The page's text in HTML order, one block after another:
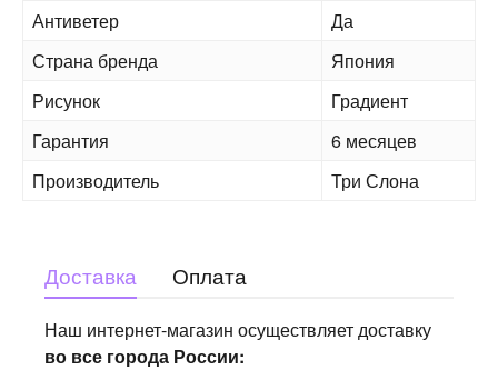
Антиветер
Да
Страна бренда
Япония
Рисунок
Градиент
Гарантия
6 месяцев
Производитель
Три Слона
Доставка Оплата
Наш интернет-магазин осуществляет доставку
во все города России: